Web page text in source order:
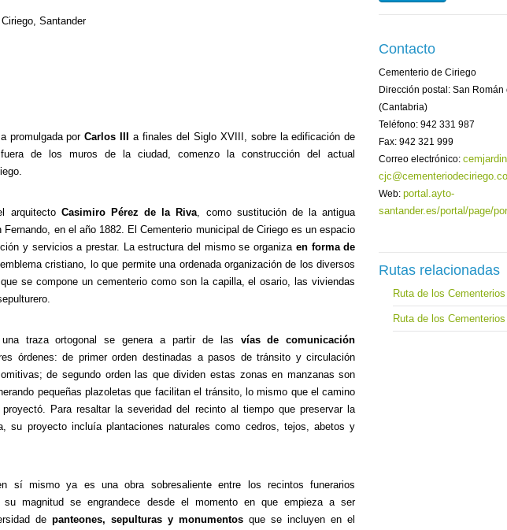
Santander
promulgada porCarlos III
a finales del Siglo XVIII, sobre la edificación de
de los muros de la ciudad, comenzo la construcción del actual
arquitecto Casimiro Pérez de la Riva, como sustitución de la antigua
Fernando, en el año 1882. El Cementerio municipal de Ciriego es un espacio
y servicios a prestar. La estructura del mismo se organiza en forma de
cristiano, lo que permite una ordenada organización de los diversos
se compone un cementerio como son la capilla, el osario, las viviendas
traza ortogonal se genera a partir de las vías de comunicación
órdenes: de primer orden destinadas a pasos de tránsito y circulación
de segundo orden las que dividen estas zonas en manzanas son
pequeñas plazoletas que facilitan el tránsito, lo mismo que el camino
Para resaltar la severidad del recinto al tiempo que preservar la
su proyecto incluía plantaciones naturales como cedros, tejos, abetos y
sí mismo ya es una obra sobresaliente entre los recintos funerarios
su magnitud se engrandece desde el momento en que empieza a ser
depanteones, sepulturas y monumentos que se incluyen en el
Contacto
Cementerio de Ciriego
Dirección postal: San
(Cantabria)
Teléfono: 942 331 987
Fax: 942 321 999
Correo electrónico:
Web:portal.ayto-
santander.es/portal/page/
Rutas relacionadas
Ruta de los Cementerios
Ruta de los